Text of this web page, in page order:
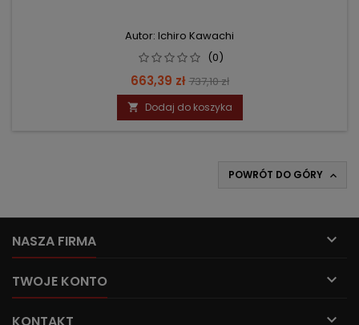
Autor: Ichiro Kawachi
(0)
Cena
663,39 zł Cena
podstawowa
737,10 zł
 Dodaj do koszyka
POWRÓT DO GÓRY 
NASZA FIRMA 
TWOJE KONTO 
